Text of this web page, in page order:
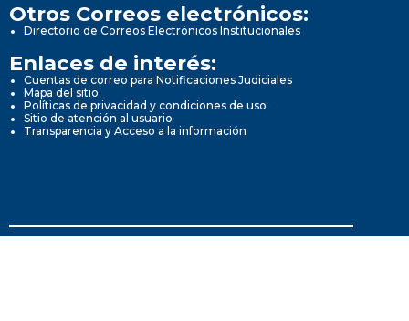
Otros Correos electrónicos:
Directorio de Correos Electrónicos Institucionales
Enlaces de interés:
Cuentas de correo para Notificaciones Judiciales
Mapa del sitio
Políticas de privacidad y condiciones de uso
Sitio de atención al usuario
Transparencia y Acceso a la información